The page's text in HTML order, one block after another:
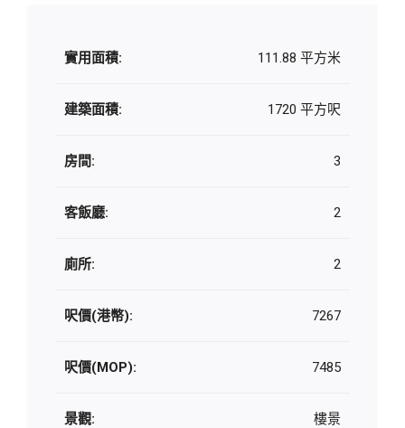
實用面積: 111.88 平方米
建築面積: 1720 平方呎
房間: 3
客飯廳: 2
廁所: 2
呎價(港幣): 7267
呎價(MOP): 7485
景觀: 樓景